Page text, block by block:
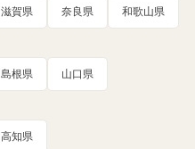
滋賀県 奈良県 和歌山県
島根県 山口県
高知県